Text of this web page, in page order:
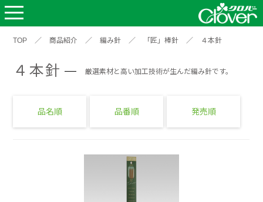
TOP ／ 商品紹介 ／ 編み針 ／ 「匠」棒針 ／ ４本針
４本針 厳選素材と高い加工技術が生んだ編み針です。
品名順 品番順 発売順